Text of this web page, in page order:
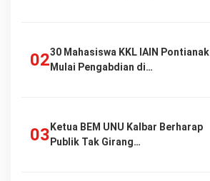
30 Mahasiswa KKL IAIN Pontianak
Mulai Pengabdian di…
Ketua BEM UNU Kalbar Berharap
Publik Tak Girang…